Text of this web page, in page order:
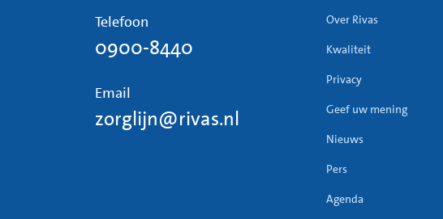
Telefoon
0900-8440
Email
zorglijn@rivas.nl
Over Rivas
Kwaliteit
Privacy
Geef uw mening
Nieuws
Pers
Agenda